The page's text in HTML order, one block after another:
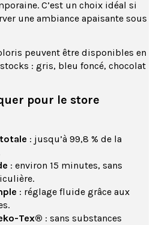
C’est un choix idéal si
une ambiance apaisante sous
peuvent être disponibles en
: gris, bleu foncé, chocolat
pour le store
: jusqu’à 99,8 % de la
: environ 15 minutes, sans
: réglage fluide grâce aux
Tex® : sans substances